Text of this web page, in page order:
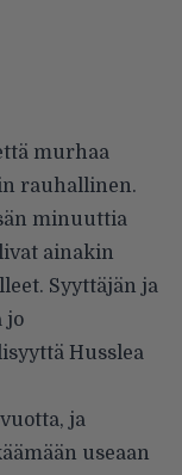
murhaa
rauhallinen.
minuuttia
ainakin
Syyttäjän ja
jo
Husslea
ja
useaan